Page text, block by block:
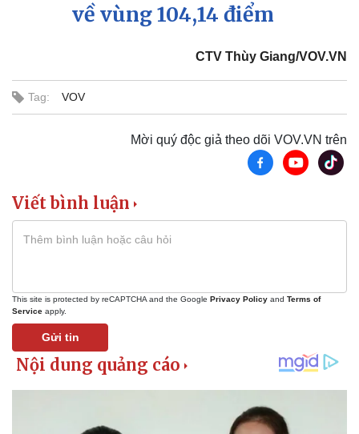
Thông tin doanh nghiệp
Doanh nghiệp 24h
Chuyển đổi số
về vùng 104,14 điểm
CTV Thùy Giang/VOV.VN
Tag: VOV
Mời quý độc giả theo dõi VOV.VN trên
Viết bình luận
This site is protected by reCAPTCHA and the Google Privacy Policy and Terms of
Service apply.
Gửi tin